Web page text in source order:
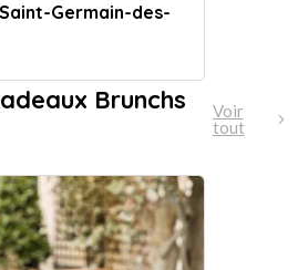
Germain-des-
Brunchs
Voir
tout